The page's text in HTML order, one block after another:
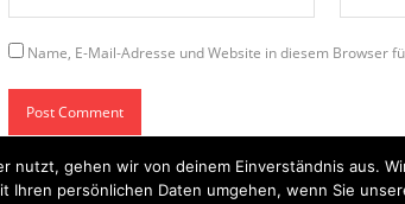
Name, E-Mail-Adresse und Website in diesem Browser
nutzt, gehen wir von deinem Einverständnis aus.
persönlichen Daten umgehen, wenn Sie